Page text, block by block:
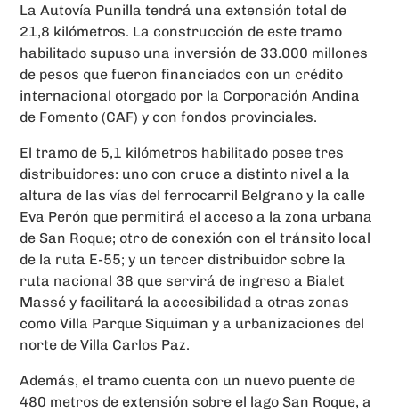
La Autovía Punilla tendrá una extensión total de
21,8 kilómetros. La construcción de este tramo
habilitado supuso una inversión de 33.000 millones
de pesos que fueron financiados con un crédito
internacional otorgado por la Corporación Andina
de Fomento (CAF) y con fondos provinciales.
El tramo de 5,1 kilómetros habilitado posee tres
distribuidores: uno con cruce a distinto nivel a la
altura de las vías del ferrocarril Belgrano y la calle
Eva Perón que permitirá el acceso a la zona urbana
de San Roque; otro de conexión con el tránsito local
de la ruta E-55; y un tercer distribuidor sobre la
ruta nacional 38 que servirá de ingreso a Bialet
Massé y facilitará la accesibilidad a otras zonas
como Villa Parque Siquiman y a urbanizaciones del
norte de Villa Carlos Paz.
Además, el tramo cuenta con un nuevo puente de
480 metros de extensión sobre el lago San Roque, a